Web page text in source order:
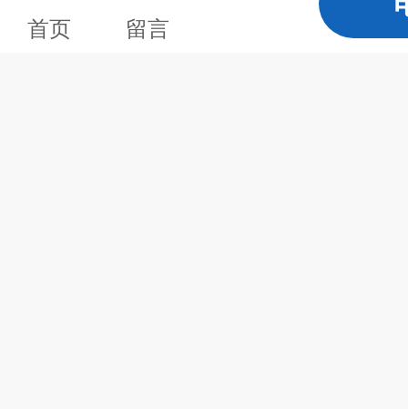
型号
h
首页 留言